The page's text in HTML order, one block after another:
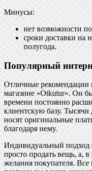
Минусы:
нет возможности
сроки доставки на
полугода.
Популярный
Отличные рекомендации
магазине «Otkutur». Он
времени постоянно
клиентскую базу.
носят оригинальные
благодаря нему.
Индивидуальный подход
просто продать вещь, а,
желания покупателя.